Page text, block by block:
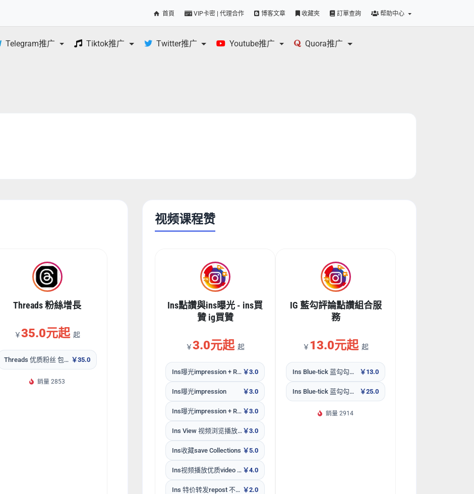
首頁 VIP卡密 | 代理合作 博客文章 收藏夾 訂單查詢 帮助中心
Telegram推广 Tiktok推广 Twitter推广 Youtube推广 Quora推广
Threads 粉絲增長
￥35.0元起 起
Threads 优质粉丝 包补30天 ￥35.0
銷量 2853
视频课程赞
Ins點讚與ins曝光 - ins買
贊 ig買贊
￥3.0元起 起
Ins曝光impression + Reach + Profile Visits ￥3.0
Ins曝光impression ￥3.0
Ins曝光impression + Reach ￥3.0
Ins View 视频浏览播放量 ￥3.0
Ins收藏save Collections ￥5.0
Ins视频播放优质video view 含Impression ￥4.0
Ins 特价转发repost 不补 无售后【请输入帖子链接】 ￥2.0
IG 藍勾評論點讚組合服
務
￥ 13.0元起 起
Ins Blue-tick 蓝勾勾认证账号 评论+赞 2个 ￥13.0
Ins Blue-tick 蓝勾勾认证账号 评论+赞 3个 ￥25.0
銷量 2914